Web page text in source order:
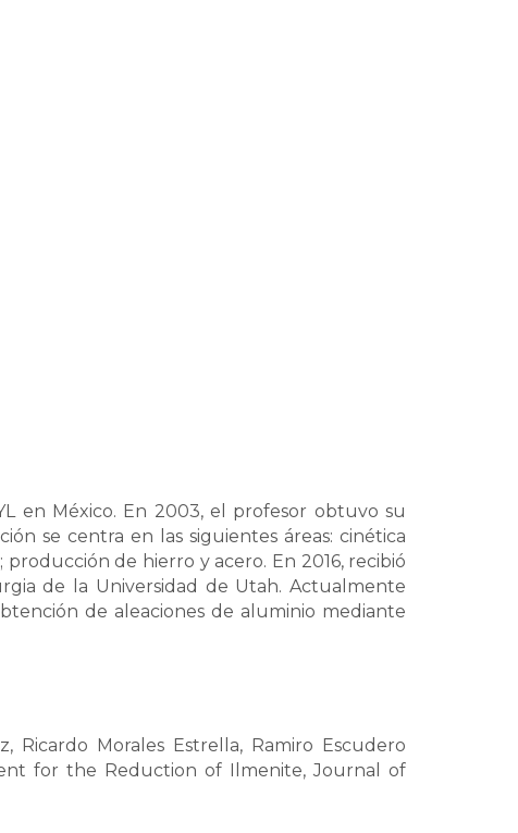
en México. En 2003, el profesor obtuvo su
se centra en las siguientes áreas: cinética
de hierro y acero. En 2016, recibió
de la Universidad de Utah. Actualmente
de aleaciones de aluminio mediante
Ricardo Morales Estrella, Ramiro Escudero
for the Reduction of Ilmenite, Journal of